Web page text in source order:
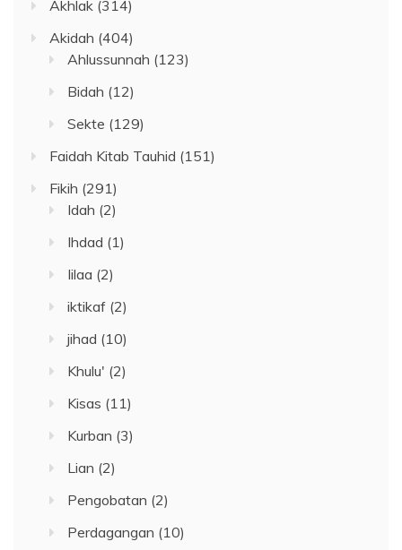
Akhlak (314)
Akidah (404)
Ahlussunnah (123)
Bidah (12)
Sekte (129)
Faidah Kitab Tauhid (151)
Fikih (291)
Idah (2)
Ihdad (1)
Iilaa (2)
iktikaf (2)
jihad (10)
Khulu' (2)
Kisas (11)
Kurban (3)
Lian (2)
Pengobatan (2)
Perdagangan (10)